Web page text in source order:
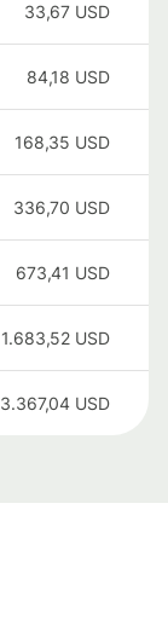
33,67 USD
84,18 USD
168,35 USD
336,70 USD
673,41 USD
1.683,52 USD
3.367,04 USD